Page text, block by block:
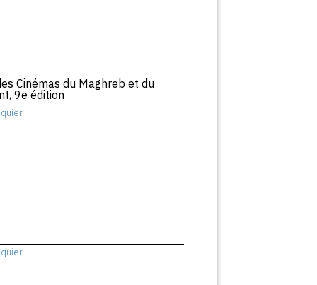
Cinémas du Maghreb et du
9e édition